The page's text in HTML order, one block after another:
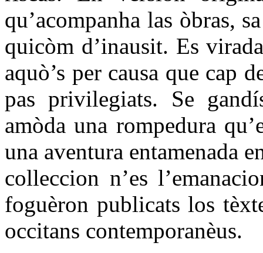
qu’acompanha las òbras,
quicòm d’inausit. Es
aquò’s per causa que cap
pas privilegiats. Se
amòda una rompedura
una aventura entamenada
colleccion n’es
foguèron publicats los
occitans contemporanèus.